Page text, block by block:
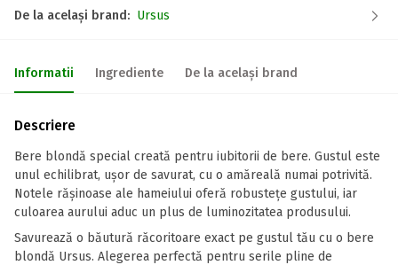
De la același brand: Ursus
Informatii Ingrediente De la același brand
Descriere
Bere blondă special creată pentru iubitorii de bere. Gustul este
unul echilibrat, ușor de savurat, cu o amăreală numai potrivită.
Notele rășinoase ale hameiului oferă robustețe gustului, iar
culoarea aurului aduc un plus de luminozitatea produsului.
Savurează o băutură răcoritoare exact pe gustul tău cu o bere
blondă Ursus. Alegerea perfectă pentru serile pline de